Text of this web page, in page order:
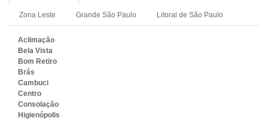
QUANTO CUSTA UM BOX DE
Zona Leste Grande São Paulo Litoral de São Paulo
Aclimação
Bela Vista
Bom Retiro
Brás
Cambuci
Centro
Consolação
Higienópolis